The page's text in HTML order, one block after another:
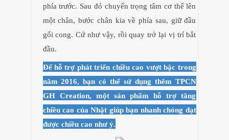
phía trước. Sau đó chuyển trọng tâm cơ thể lên
một chân, bước chân kia về phía sau, giữ đầu
gối cong. Cứ như vậy, rồi quay trở lại vị trí bắt
đầu.
Để hỗ trợ phát triển chiều cao vượt bậc trong
năm 2016, bạn có thể sử dụng thêm TPCN
GH Creation, một sản phẩm hỗ trợ tăng
chiều cao của Nhật giúp bạn nhanh chóng đạt
được chiều cao như ý.